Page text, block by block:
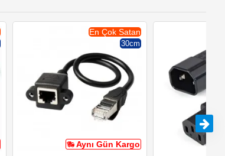
Aynı Gün Kargo
En Çok Satan
30cm